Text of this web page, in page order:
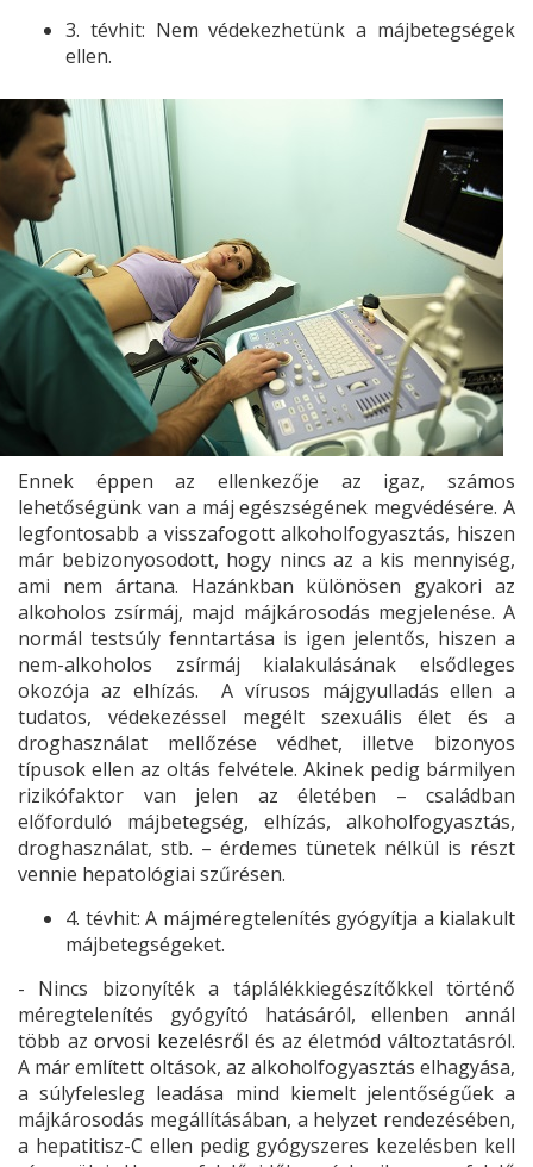
3. tévhit: Nem védekezhetünk a májbetegségek
ellen.
Ennek éppen az ellenkezője az igaz, számos
lehetőségünk van a máj egészségének megvédésére. A
legfontosabb a visszafogott alkoholfogyasztás, hiszen
már bebizonyosodott, hogy nincs az a kis mennyiség,
ami nem ártana. Hazánkban különösen gyakori az
alkoholos zsírmáj, majd májkárosodás megjelenése. A
normál testsúly fenntartása is igen jelentős, hiszen a
nem-alkoholos zsírmáj kialakulásának elsődleges
okozója az elhízás. A vírusos májgyulladás ellen a
tudatos, védekezéssel megélt szexuális élet és a
droghasználat mellőzése védhet, illetve bizonyos
típusok ellen az oltás felvétele. Akinek pedig bármilyen
rizikófaktor van jelen az életében – családban
előforduló májbetegség, elhízás, alkoholfogyasztás,
droghasználat, stb. – érdemes tünetek nélkül is részt
vennie hepatológiai szűrésen.
4. tévhit: A májméregtelenítés gyógyítja a kialakult
májbetegségeket.
- Nincs bizonyíték a táplálékkiegészítőkkel történő
méregtelenítés gyógyító hatásáról, ellenben annál
több azorvosi kezelésről és az életmód változtatásról.
A már említett oltások, az alkoholfogyasztás elhagyása,
a súlyfelesleg leadása mind kiemelt jelentőségűek a
májkárosodás megállításában, a helyzet rendezésében,
a hepatitisz-C ellen pedig gyógyszeres kezelésben kell